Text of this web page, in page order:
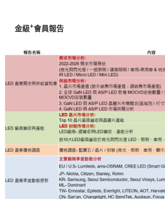
金級+會員報告